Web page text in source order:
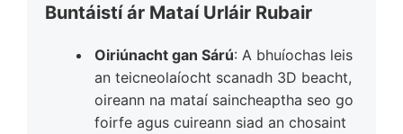
Buntáistí ár Mataí Urláir Rubair
Oiriúnacht gan Sárú: A bhuíochas leis
an teicneolaíocht scanadh 3D beacht,
oireann na mataí saincheaptha seo go
foirfe agus cuireann siad an chosaint